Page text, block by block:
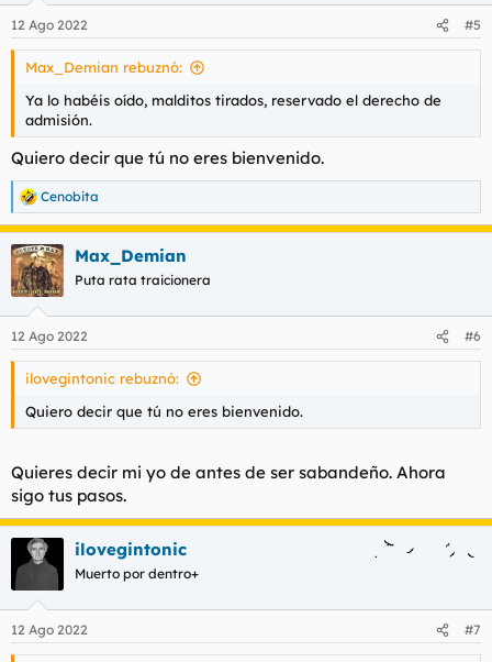
12 Ago 2022 #5
Max_Demian rebuznó:
Ya lo habéis oído, malditos tirados, reservado el derecho de
admisión.
Quiero decir que tú no eres bienvenido.
R
e
a
c
c
i
e
s
Cenobita
Max_Demian
Puta rata traicionera
12 Ago 2022 #6
ilovegintonic rebuznó:
Quiero decir que tú no eres bienvenido.
Quieres decir mi yo de antes de ser sabandeño. Ahora
sigo tus pasos.
ilovegintonic
Muerto por dentro+
12 Ago 2022 #7